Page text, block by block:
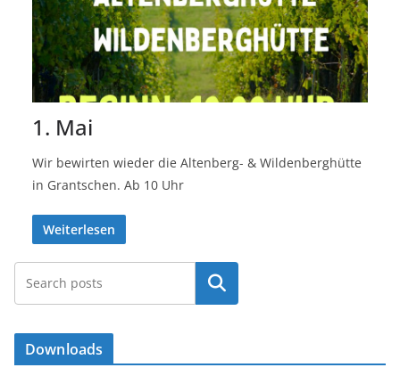
1. Mai
Wir bewirten wieder die Altenberg- & Wildenberghütte
in Grantschen. Ab 10 Uhr
Weiterlesen
Suchen
Downloads